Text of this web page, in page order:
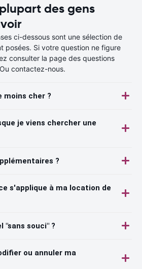
des gens
ci-dessous sont une sélection de
posées. Si votre question ne figure
consulter la page des questions
contactez-nous.
moins cher ?
je viens chercher une
?
s'applique à ma location de
"sans souci" ?
ou annuler ma